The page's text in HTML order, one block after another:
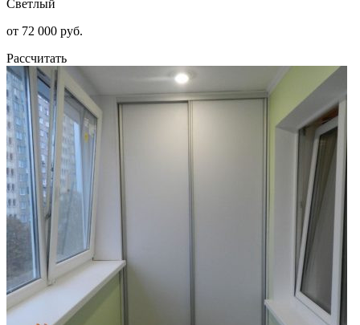
Светлый
от 72 000 руб.
Рассчитать